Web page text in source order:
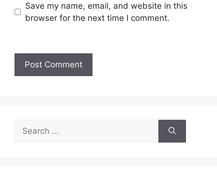
Save my name, email, and website in this
browser for the next time I comment.
for: